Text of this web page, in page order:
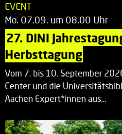
EVENT
Mo. 07.09. um 08.00 Uhr
27. DINI
Herbsttagung
Vom 7. bis 10. September
Center und die
Aachen Expert*innen aus…